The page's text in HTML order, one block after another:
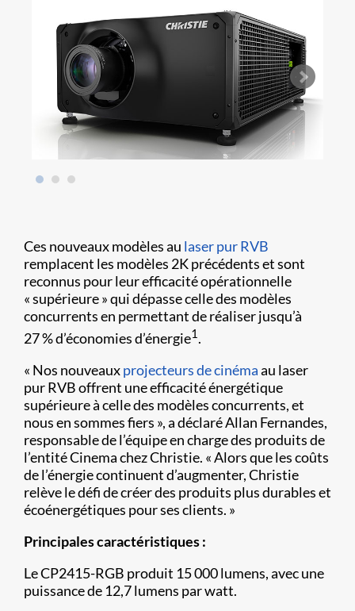
Ces nouveaux modèles au laser pur RVB
remplacent les modèles 2K précédents et sont
reconnus pour leur efficacité opérationnelle
« supérieure » qui dépasse celle des modèles
concurrents en permettant de réaliser jusqu’à
27 % d’économies d’énergie1 .
« Nos nouveauxprojecteurs de cinémaau laser
pur RVB offrent une efficacité énergétique
supérieure à celle des modèles concurrents, et
nous en sommes fiers », a déclaré Allan Fernandes,
responsable de l’équipe en charge des produits de
l’entité Cinema chez Christie. « Alors que les coûts
de l’énergie continuent d’augmenter, Christie
relève le défi de créer des produits plus durables et
écoénergétiques pour ses clients. »
Principales caractéristiques :
Le CP2415-RGB produit 15 000 lumens, avec une
puissance de 12,7 lumens par watt.